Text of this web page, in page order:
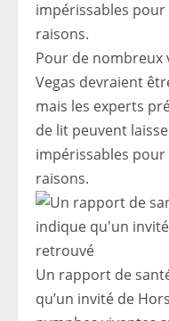
Pour de nombreux
Vegas devraient
mais les experts
de lit peuvent
impérissables
raisons.
Un rapport de
qu’un invité de